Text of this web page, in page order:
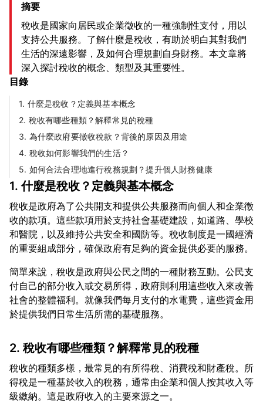
摘要
稅收是國家向居民或企業徵收的一種強制性支付，用以
支持公共服務。了解什麼是稅收，有助於明白其對我們
生活的深遠影響，及如何合理規劃自身財務。本文章將
深入探討稅收的概念、類型及其重要性。
目錄
1. 什麼是稅收？定義與基本概念
2. 稅收有哪些種類？解釋常見的稅種
3. 為什麼政府要徵收稅款？背後的原因及用途
4. 稅收如何影響我們的生活？
5. 如何合法合理地進行稅務規劃？提升個人財務健康
1. 什麼是稅收？定義與基本概念
稅收是政府為了公共開支和提供公共服務而向個人和企業徵
收的款項。這些款項用於支持社會基礎建設，如道路、學校
和醫院，以及維持公共安全和國防等。稅收制度是一國經濟
簡單來說，稅收是政府與公民之間的一種財務互動。公民支
付自己的部分收入或交易所得，政府則利用這些收入來改善
社會的整體福利。就像我們每月支付的水電費，這些資金用
2. 稅收有哪些種類？解釋常見的稅種
稅收的種類多樣，最常見的有所得稅、消費稅和財產稅。所
得稅是一種基於收入的稅務，通常由企業和個人按其收入等